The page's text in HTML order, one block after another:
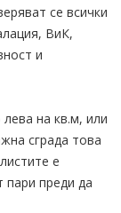
се всички
ВиК,
и
на кв.м, или
сграда това
е
пари преди да